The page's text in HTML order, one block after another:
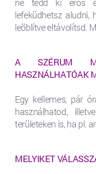
lefeküdhetsz aludni,
leöblítve eltávolítsd.
A SZÉRUM
HASZNÁLHATÓAK
Egy kellemes, pár
használhatod,
területeken is, ha pl.
MELYIKET